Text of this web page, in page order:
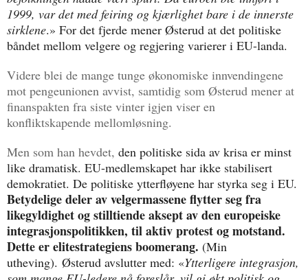
1999, var det med feiring og kjærlighet bare i de innerste
sirklene.» For det fjerde mener Østerud at det politiske
båndet mellom velgere og regjering varierer i EU-landa.
Videre blei de mange tunge økonomiske innvendingene
mot pengeunionen avvist, samtidig som Østerud mener at
finanspakten fra siste vinter igjen viser en
konfliktskapende mellomløsning.
Men som han hevdet, den politiske sida av krisa er minst
like dramatisk. EU-medlemskapet har ikke stabilisert
demokratiet. De politiske ytterfløyene har styrka seg i EU.
Betydelige deler av velgermassene flytter seg fra
likegyldighet og stilltiende aksept av den europeiske
integrasjonspolitikken, til aktiv protest og motstand.
Dette er elitestrategiens boomerang. (Min
utheving). Østerud avslutter med: «Ytterligere integrasjon,